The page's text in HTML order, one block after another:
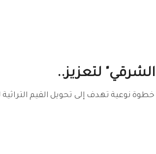
لتعزيز..
نوعية تهدف إلى تحويل القيم